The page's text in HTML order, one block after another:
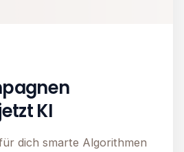
KI
dich smarte Algorithmen